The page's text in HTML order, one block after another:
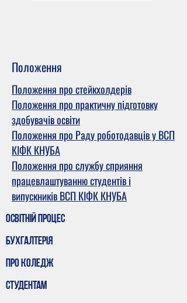
Положення
Положення про стейкхолдерів
Положення про практичну підготовку
здобувачів освіти
Положення про Раду роботодавців у ВСП
КІФК КНУБА
Положення про службу сприяння
працевлаштуванню студентів і
випускників ВСП КІФК КНУБА
Освітній процес
Бухгалтерія
Про коледж
Студентам